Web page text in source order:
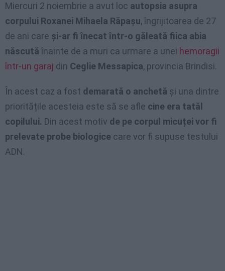
Miercuri 2 noiembrie a avut loc autopsia asupra
corpului Roxanei Mihaela Răpașu, îngrijitoarea de 27
de ani care și-ar fi înecat într-o găleată fiica abia
născută înainte de a muri ca urmare a unei hemoragii
într-un garaj din Ceglie Messapica, provincia Brindisi.
În acest caz a fost demarată o anchetă și una dintre
prioritățile acesteia este să se afle cine era tatăl
copilului. Din acest motiv de pe corpul micuței vor fi
prelevate probe biologice care vor fi supuse testului
ADN.